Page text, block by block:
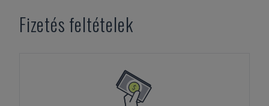
Fizetés feltételek